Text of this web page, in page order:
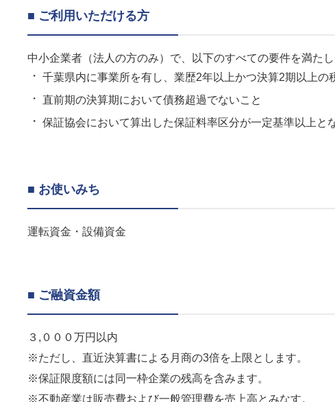
■ ご利用いただける方
中小企業者（法人の方のみ）で、以下のすべての要件を満た
千葉県内に事業所を有し、業歴2年以上かつ決算2期以上の
直前期の決算期において債務超過でないこと
保証協会において算出した保証料率区分が一定基準以上と
■ お使いみち
運転資金・設備資金
■ ご融資金額
３,０００万円以内
※ただし、直近決算書による月商の3倍を上限とします。
※保証限度額には同一枠企業の残高を含みます。
※不動産業は販売費および一般管理費を売上高とみなす。